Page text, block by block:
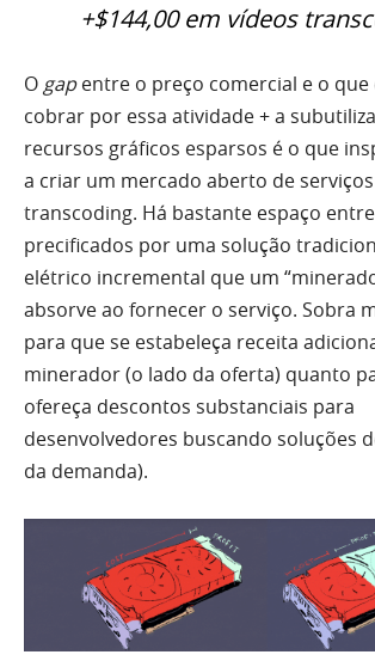
+$144,00 em vídeos
O gapentre o preço comercial e o que
cobrar por essa atividade + a
recursos gráficos esparsos é o que
a criar um mercado aberto de
transcoding. Há bastante espaço
precificados por uma solução
elétrico incremental que um
absorve ao fornecer o serviço. Sobra
para que se estabeleça receita
minerador (o lado da oferta) quanto
ofereça descontos substanciais para
desenvolvedores buscando soluções
da demanda).